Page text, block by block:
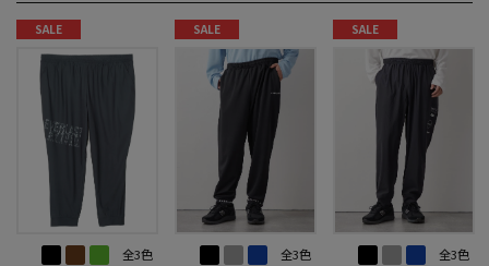
SALE
全3色
SALE
全3色
SALE
全3色